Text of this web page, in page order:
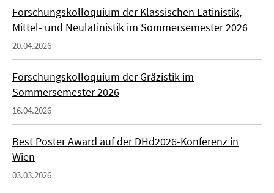
Forschungskolloquium der Klassischen Latinistik,
Mittel- und Neulatinistik im Sommersemester 2026
20.04.2026
Forschungskolloquium der Gräzistik im
Sommersemester 2026
16.04.2026
Best Poster Award auf der DHd2026-Konferenz in
Wien
03.03.2026